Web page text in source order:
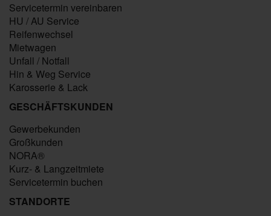
Servicetermin vereinbaren
HU / AU Service
Reifenwechsel
Mietwagen
Unfall / Notfall
Hin & Weg Service
Karosserie & Lack
GESCHÄFTSKUNDEN
Gewerbekunden
Großkunden
NORA®
Kurz- & Langzeitmiete
Servicetermin buchen
STANDORTE